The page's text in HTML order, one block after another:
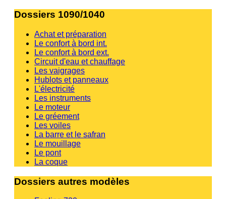
Dossiers 1090/1040
Achat et préparation
Le confort à bord int.
Le confort à bord ext.
Circuit d'eau et chauffage
Les vaigrages
Hublots et panneaux
L'électricité
Les instruments
Le moteur
Le gréement
Les voiles
La barre et le safran
Le mouillage
Le pont
La coque
Dossiers autres modèles